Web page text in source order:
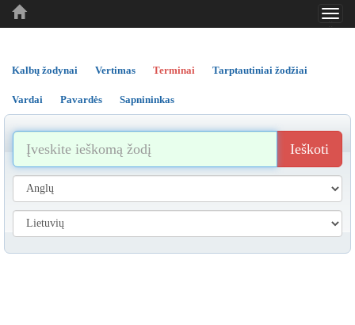
..
..
Kalbų žodynai Vertimas Terminai Tarptautiniai žodžiai
Vardai Pavardės Sapnininkas
Ieškoti